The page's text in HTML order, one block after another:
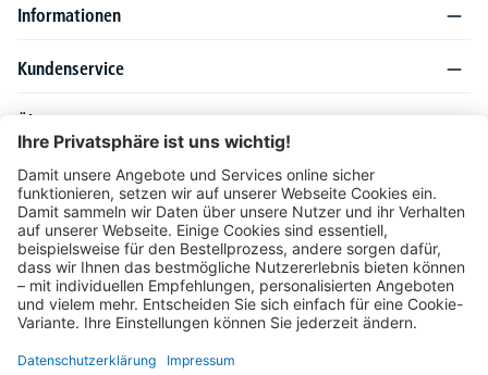
Informationen
Kundenservice
Über DELTA-V
Produktsortiment
Ratgeber
Folgen Sie uns auch auf
Unser Angebot richtet sich ausschließlich an Industrie, Handel, Gewerbe und